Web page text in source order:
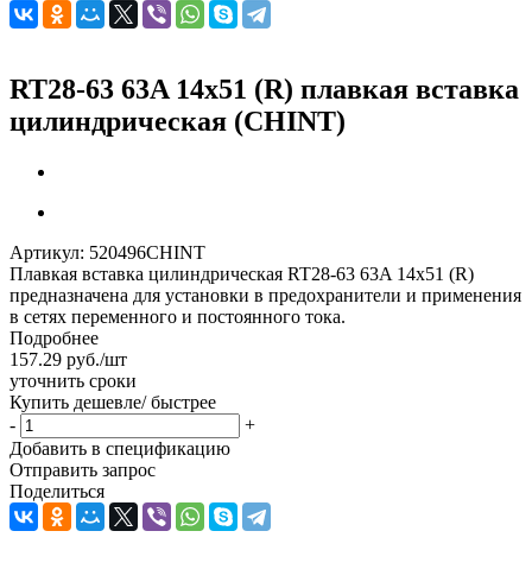
RT28-63 63A 14х51 (R) плавкая вставка
цилиндрическая (CHINT)
Артикул: 520496CHINT
Плавкая вставка цилиндрическая RT28-63 63A 14х51 (R)
предназначена для установки в предохранители и применения
в сетях переменного и постоянного тока.
Подробнее
157.29 руб./шт
уточнить сроки
Купить дешевле/ быстрее
-
+
Добавить в спецификацию
Отправить запрос
Поделиться